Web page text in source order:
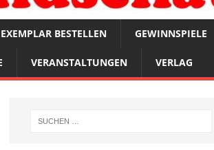
EXEMPLAR BESTELLEN GEWINNSPIELE
VERANSTALTUNGEN VERLAG